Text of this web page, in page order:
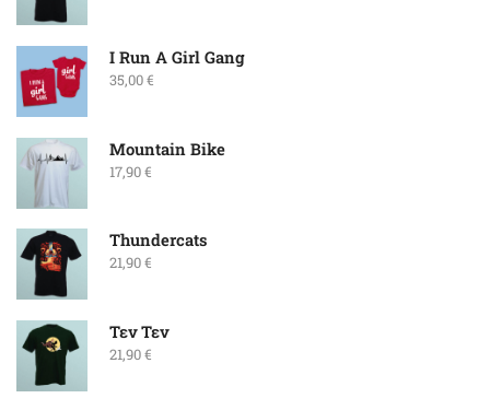
I Run A Girl Gang
35,00€
Mountain Bike
17,90€
Thundercats
21,90€
Τεν Τεν
21,90€